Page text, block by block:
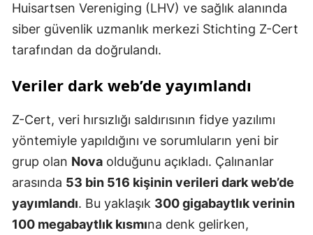
Huisartsen Vereniging (LHV) ve sağlık alanında
siber güvenlik uzmanlık merkezi Stichting Z-Cert
tarafından da doğrulandı.
Veriler dark web’de yayımlandı
Z-Cert, veri hırsızlığı saldırısının fidye yazılımı
yöntemiyle yapıldığını ve sorumluların yeni bir
grup olan Nova olduğunu açıkladı. Çalınanlar
arasında 53 bin 516 kişinin verileri dark web’de
yayımlandı. Bu yaklaşık 300 gigabaytlık verinin
100 megabaytlık kısmına denk gelirken,